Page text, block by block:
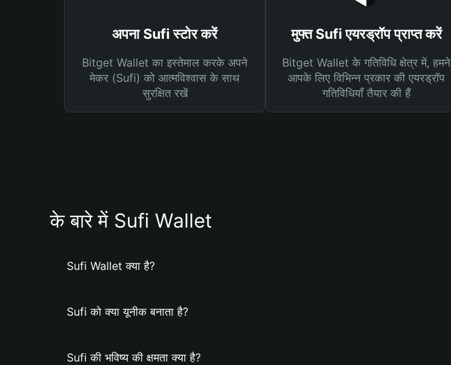
अपना Sufi स्टोर करें
Bitget Wallet का इस्तेमाल करके अपने
मेकर (Sufi) को आत्मविश्वास के साथ
सुरक्षित रखें
मुफ्त Sufi एयरड्रॉप प्राप्त करें
Bitget Wallet के गतिविधि क्षेत्र में, हमने
आपके लिए विभिन्न प्रकार की एयरड्रॉप
गतिविधियाँ तैयार की हैं
के बारे में Sufi Wallet
Sufi Wallet क्या है?
Sufi को क्या यूनीक बनाता है?
Sufi की भविष्य की क्षमता क्या है?